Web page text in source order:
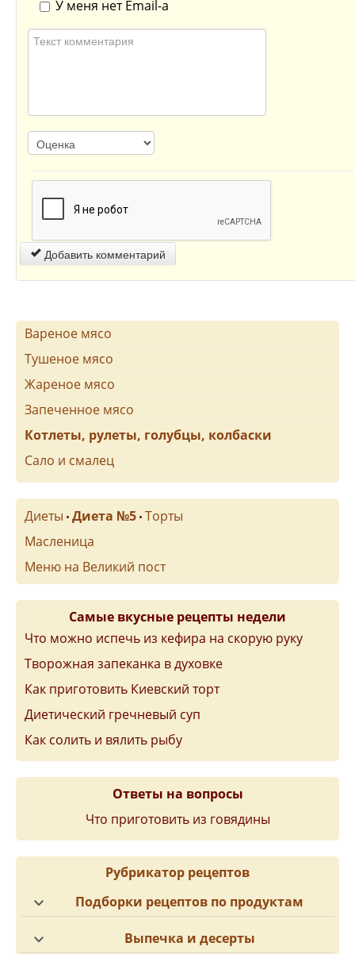
У меня нет Email-а
Добавить комментарий
Вареное мясо
Тушеное мясо
Жареное мясо
Запеченное мясо
Котлеты, рулеты, голубцы, колбаски
Сало и смалец
Диеты • Диета №5 • Торты
Масленица
Меню на Великий пост
Самые вкусные рецепты недели
Что можно испечь из кефира на скорую руку
Творожная запеканка в духовке
Как приготовить Киевский торт
Диетический гречневый суп
Как солить и вялить рыбу
Ответы на вопросы
Что приготовить из говядины
Рубрикатор рецептов
Подборки рецептов по продуктам
Выпечка и десерты